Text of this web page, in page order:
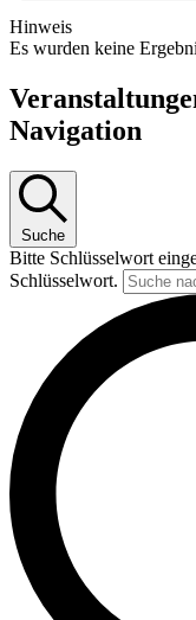
Hinweis
Es wurden keine
Navigation
Suche
Bitte Schlüsselwort
Schlüsselwort.